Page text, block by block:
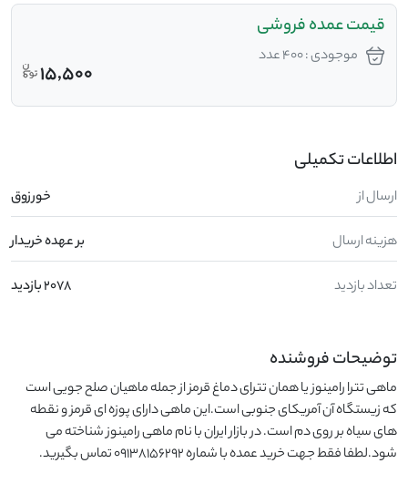
قیمت عمده فروشی
موجودی : 400 عدد
15,500
اطلاعات تکمیلی
ارسال از خورزوق
هزینه ارسال بر عهده خریدار
تعداد بازدید 2078 بازدید
توضیحات فروشنده
شود.لطفا فقط جهت خرید عمده با شماره 09138156292 تماس بگیرید.